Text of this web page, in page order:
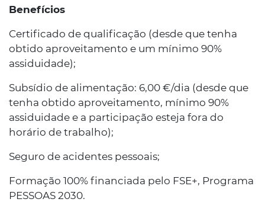
Benefícios
Certificado de qualificação (desde que tenha
obtido aproveitamento e um mínimo 90%
assiduidade);
Subsídio de alimentação: 6,00 €/dia (desde que
tenha obtido aproveitamento, mínimo 90%
assiduidade e a participação esteja fora do
horário de trabalho);
Seguro de acidentes pessoais;
Formação 100% financiada pelo FSE+, Programa
PESSOAS 2030.